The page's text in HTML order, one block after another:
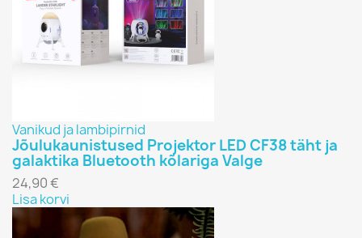
ПОКАЗАТЬ ТОВАРЫ6
Vanikud ja lambipirnid
Jõulukaunistused Projektor LED CF38 täht ja
galaktika Bluetooth kõlariga Valge
24,90 €
Lisa korvi